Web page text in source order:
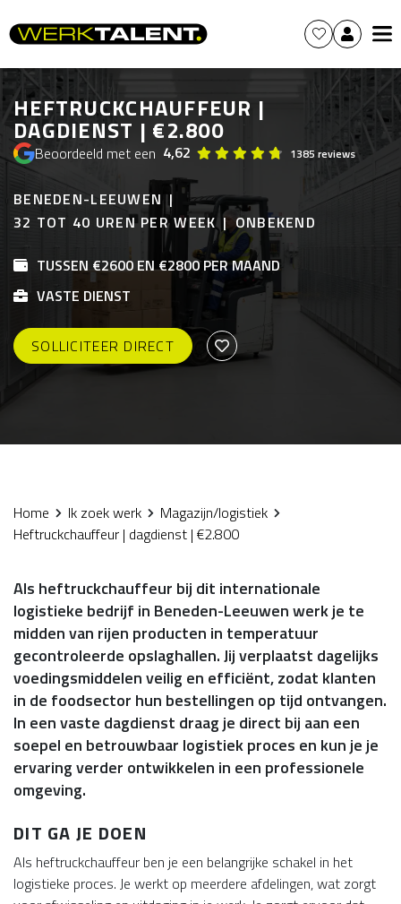
HEFTRUCKCHAUFFEUR |
DAGDIENST | €2.800
Beoordeeld met een 4,62 1385 reviews
BENEDEN-LEEUWEN
32 TOT 40 UREN PER WEEK
ONBEKEND
TUSSEN €2600 EN €2800 PER MAAND
VASTE DIENST
SOLLICITEER DIRECT
Home Ik zoek werk
Magazijn/logistiek
Heftruckchauffeur | dagdienst | €2.800
Als heftruckchauffeur bij dit internationale
logistieke bedrijf in Beneden-Leeuwen werk je te
midden van rijen producten in temperatuur
gecontroleerde opslaghallen. Jij verplaatst dagelijks
voedingsmiddelen veilig en efficiënt, zodat klanten
in de foodsector hun bestellingen op tijd ontvangen.
In een vaste dagdienst draag je direct bij aan een
soepel en betrouwbaar logistiek proces en kun je je
ervaring verder ontwikkelen in een professionele
omgeving.
DIT GA JE DOEN
Als heftruckchauffeur ben je een belangrijke schakel in het
logistieke proces. Je werkt op meerdere afdelingen, wat zorgt